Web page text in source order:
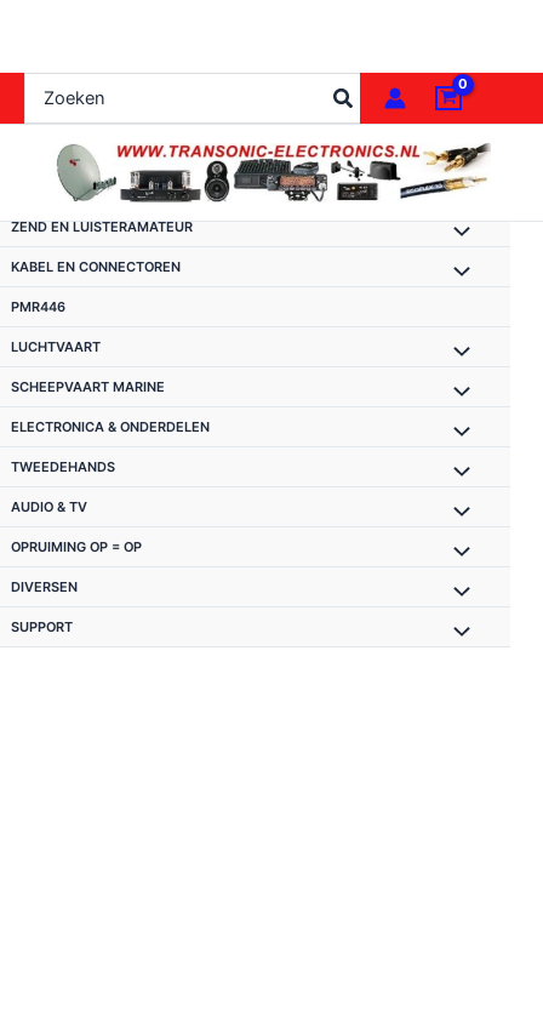
de
inhoud
naar:
ZEND EN LUISTERAMATEUR
KABEL EN CONNECTOREN
PMR446
LUCHTVAART
SCHEEPVAART MARINE
ELECTRONICA & ONDERDELEN
TWEEDEHANDS
AUDIO & TV
OPRUIMING OP = OP
DIVERSEN
SUPPORT